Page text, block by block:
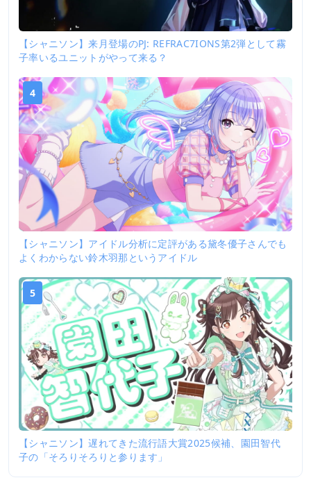
【シャニソン】来月登場のPJ: REFRAC7IONS第2弾として霧
子率いるユニットがやって来る？
4
【シャニソン】アイドル分析に定評がある黛冬優子さんでも
よくわからない鈴木羽那というアイドル
5
【シャニソン】遅れてきた流行語大賞2025候補、園田智代
子の「そろりそろりと参ります」